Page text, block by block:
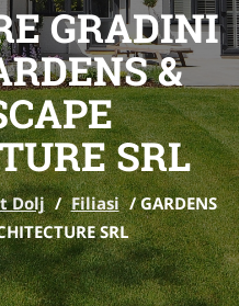
GRADINI
&
SRL
Dolj / Filiasi /GARDENS
SRL